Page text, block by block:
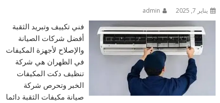
يناير 7, 2025 admin
فني تكييف وتبريد الثقبة
أفضل شركات الصيانة
والإصلاح لأجهزة المكيفات
في الظهران هي شركة
تنظيف دكت المكيفات
الخبر وتحرص شركة
صيانة مكيفات الثقبة دائما